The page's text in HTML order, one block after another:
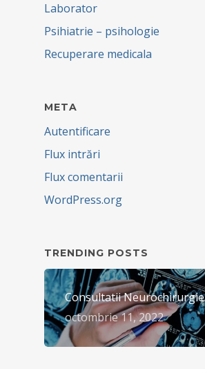
Laborator
Psihiatrie – psihologie
Recuperare medicala
META
Autentificare
Flux intrări
Flux comentarii
WordPress.org
TRENDING POSTS
Consultatii Neurochirurgie
octombrie 11, 2022